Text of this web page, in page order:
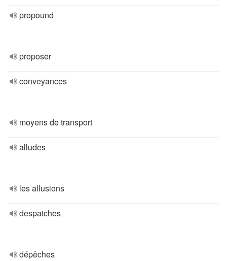
propound
proposer
conveyances
moyens de transport
alludes
les allusions
despatches
dépêches